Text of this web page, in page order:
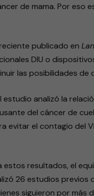
de mama. Por eso
publicado en
DIU o
las posibilidades de
estudio analizó la
del cáncer de
evitar el contagio del
estos resultados, el
26 estudios previos
siguieron por más